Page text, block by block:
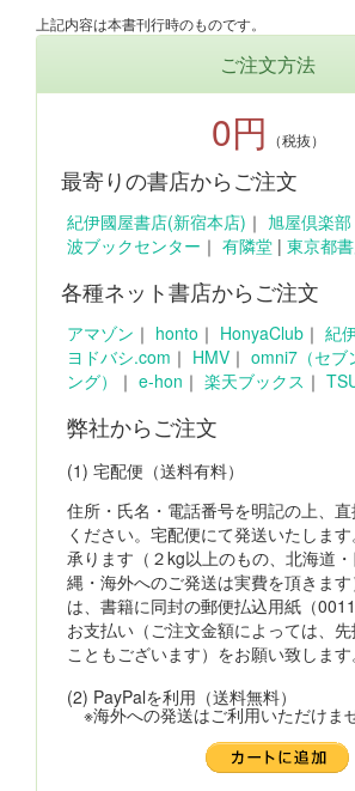
上記内容は本書刊行時のものです。
ご注文方法
0円 （税抜）
最寄りの書店からご注文
紀伊國屋書店(新宿本店) ｜ 旭屋倶楽部
波ブックセンター ｜ 有隣堂 | 東京都
各種ネット書店からご注文
アマゾン ｜ honto ｜ HonyaClub ｜ 紀
ヨドバシ.com ｜ HMV ｜ omni7（セブ
ング）
｜ e-hon ｜ 楽天ブックス ｜
弊社からご注文
(1) 宅配便（送料有料）
住所・氏名・電話番号を明記の上、
ください。宅配便にて発送いたしま
承ります（２kg以上のもの、北海道
縄・海外へのご発送は実費を頂きま
は、書籍に同封の郵便払込用紙（
お支払い（ご注文金額によっては、
こともございます）をお願い致します。
(2) PayPalを利用（送料無料）
※海外への発送はご利用いただけま